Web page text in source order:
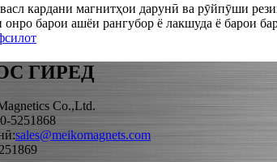
кардани магнитҳои дарунӣ ва рӯйпӯши
онро барои ашёи рангубор ё лакшуда ё барои
ГИРЕД
Co.,Ltd.
5251868
sales@meikomagnets.com